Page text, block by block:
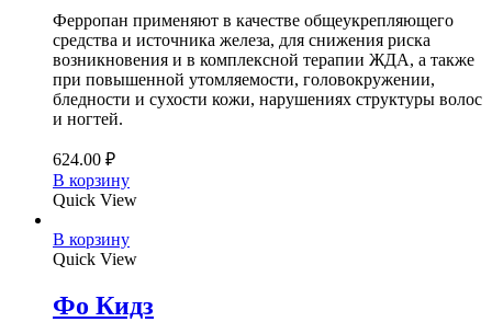
Ферропан применяют в качестве общеукрепляющего
средства и источника железа, для снижения риска
возникновения и в комплексной терапии ЖДА, а также
при повышенной утомляемости, головокружении,
бледности и сухости кожи, нарушениях структуры волос
и ногтей.
624.00 ₽
В корзину
Quick View
В корзину
Quick View
Фо Кидз